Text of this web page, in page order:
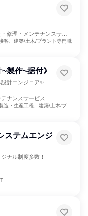
修理・メンテナンスサー
客、建築/土木/プラント専門職
製作~据付》
計エンジニア✨
ナンスサービス
造・生産工程、建築/土木/プラント専門職
ステムエンジ
ナル制度多数！
IT